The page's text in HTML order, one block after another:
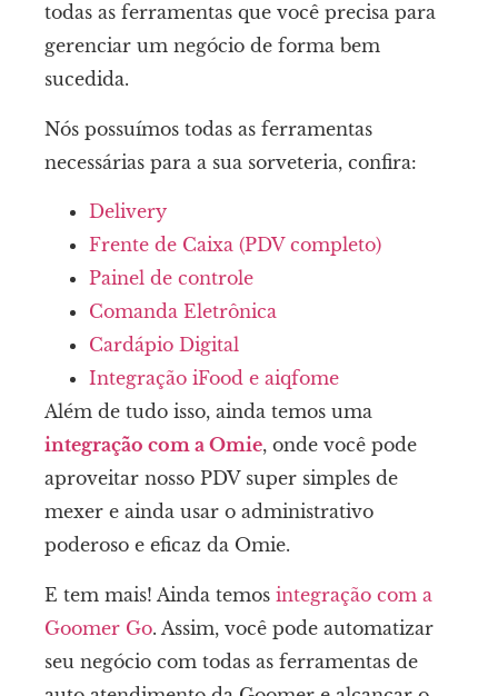
todas as ferramentas que você precisa para
gerenciar um negócio de forma bem
sucedida.
Nós possuímos todas as ferramentas
necessárias para a sua sorveteria, confira:
Delivery
Frente de Caixa (PDV completo)
Painel de controle
Comanda Eletrônica
Cardápio Digital
Integração iFood e aiqfome
Além de tudo isso, ainda temos uma
integração com a Omie, onde você pode
aproveitar nosso PDV super simples de
mexer e ainda usar o administrativo
poderoso e eficaz da Omie.
E tem mais! Ainda temos integração com a
Goomer Go. Assim, você pode automatizar
seu negócio com todas as ferramentas de